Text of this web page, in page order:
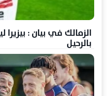
الزمالك في بيان :
بالرحيل